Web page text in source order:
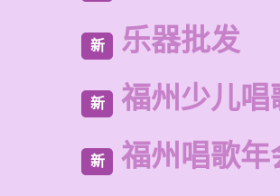
新 乐器批发
新 福州少儿唱
新 福州唱歌年